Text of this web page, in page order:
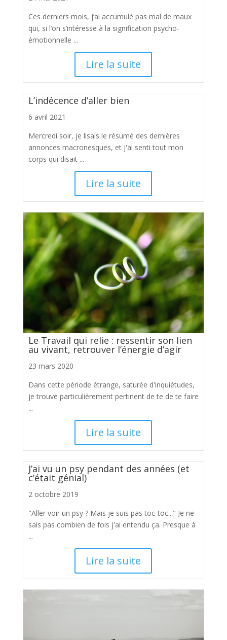
Ces derniers mois, j’ai accumulé pas mal de maux
qui, si l’on s’intéresse à la signification psycho-
émotionnelle ...
Lire la suite
L’indécence d’aller bien
6 avril 2021
Mercredi soir, je lisais le résumé des dernières
annonces macronesques, et j'ai senti tout mon
corps qui disait ...
Lire la suite
Le Travail qui relie : ressentir son lien
au vivant, retrouver l’énergie d’agir
23 mars 2020
Dans cette période étrange, saturée d'inquiétudes,
je trouve particulièrement pertinent de te de te faire
...
Lire la suite
J’ai vu un psy pendant des années (et
c’était génial)
2 octobre 2019
"Aller voir un psy ? Mais je suis pas toc-toc..." Je ne
sais pas combien de fois j'ai entendu ça. Presque à
...
Lire la suite